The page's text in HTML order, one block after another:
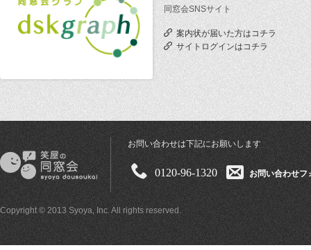
同窓会SNSサイト
案内状が届いた方はコチラ
サイトログインはコチラ
お問い合わせは下記にお願いします
0120-96-1320 お問い合わせフ
Copyright © 2013 Syoya, Inc. All rights reserved.